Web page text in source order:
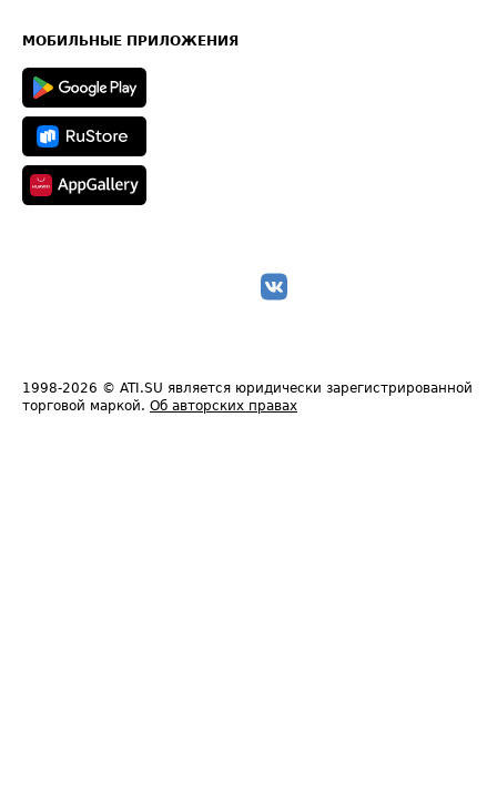
Техническая информация
МОБИЛЬНЫЕ ПРИЛОЖЕНИЯ
1998-2026 © ATI.SU является юридически зарегистрированной
торговой маркой. Об авторских правах